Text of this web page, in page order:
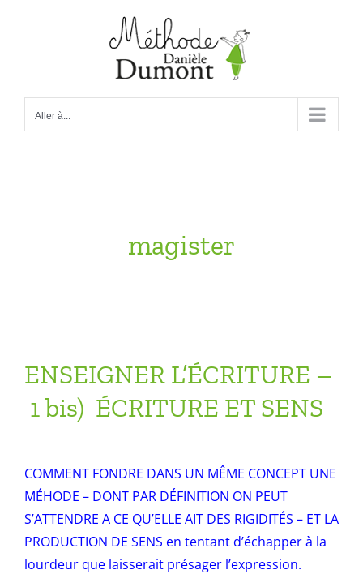
Aller à...
magister
ENSEIGNER L’ÉCRITURE –
1 bis) ÉCRITURE ET SENS
COMMENT FONDRE DANS UN MÊME CONCEPT UNE
MÉHODE – DONT PAR DÉFINITION ON PEUT
S’ATTENDRE A CE QU’ELLE AIT DES RIGIDITÉS – ET LA
PRODUCTION DE SENS en tentant d’échapper à la
lourdeur que laisserait présager l’expression.